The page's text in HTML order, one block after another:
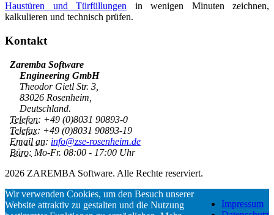
Haustüren und Türfüllungen in wenigen Minuten zeichnen,
kalkulieren und technisch prüfen.
Kontakt
Zaremba Software
Engineering GmbH
Theodor Gietl Str. 3,
83026 Rosenheim,
Deutschland.
Telefon: +49 (0)8031 90893-0
Telefax: +49 (0)8031 90893-19
Email an: info@zse-rosenheim.de
Büro: Mo-Fr. 08:00 - 17:00 Uhr
2026 ZAREMBA Software. Alle Rechte reserviert.
Impressum
Wir verwenden Cookies, um den Besuch unserer
Website attraktiv zu gestalten und die Nutzung